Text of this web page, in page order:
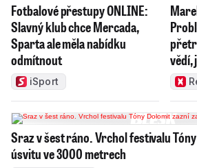
Fotbalové přestupy ONLINE:
Slavný klub chce Mercada,
Sparta ale měla nabídku
odmítnout
iSport
vědí,
ním
Sraz v šest ráno. Vrchol festivalu
úsvitu ve 3000 metrech